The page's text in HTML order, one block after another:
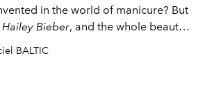
in the world of manicure? But
Hailey Bieber, and the whole beauty
a style icon and, yes,
BALTIC